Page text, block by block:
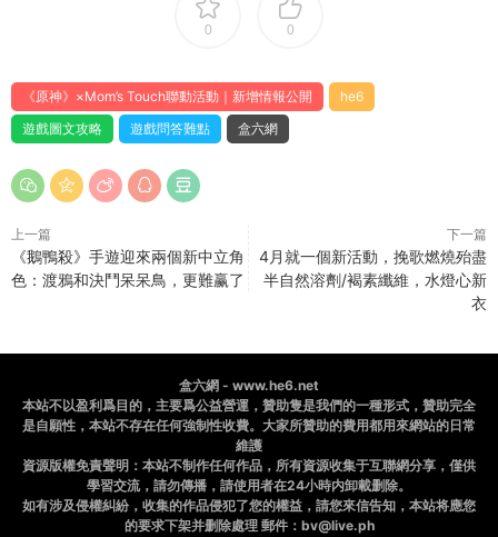
0 0
《原神》×Mom’s Touch聯動活動｜新增情報公開
he6
遊戲圖文攻略
遊戲問答難點 盒六網
上一篇
《鵝鴨殺》手遊迎來兩個新中立角
色：渡鴉和決鬥呆呆鳥，更難赢了
下一篇
4月就一個新活動，挽歌燃燒殆盡
半自然溶劑/褐素纖維，水燈心新
衣
盒六網 - www.he6.net
本站不以盈利爲目的，主要爲公益營運，贊助隻是我們的一種形式，贊助完全
是自願性，本站不存在任何強制性收費。大家所贊助的費用都用來網站的日常
維護
資源版權免責聲明：本站不制作任何作品，所有資源收集于互聯網分享，僅供
學習交流，請勿傳播，請使用者在24小時内卸載删除。
如有涉及侵權糾紛，收集的作品侵犯了您的權益，請您來信告知，本站将應您
的要求下架并删除處理 郵件：bv@live.ph